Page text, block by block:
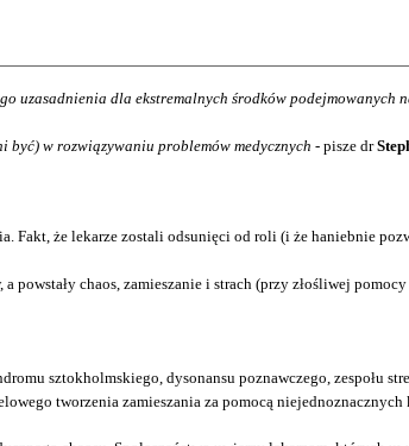
uzasadnienia dla ekstremalnych środków
być) w rozwiązywaniu problemów medycznych - pisze dr
Fakt, że lekarze zostali odsunięci od roli (i że haniebnie
chaos, zamieszanie i strach (przy złośliwej
sztokholmskiego, dysonansu poznawczego, zespołu
tworzenia zamieszania za pomocą